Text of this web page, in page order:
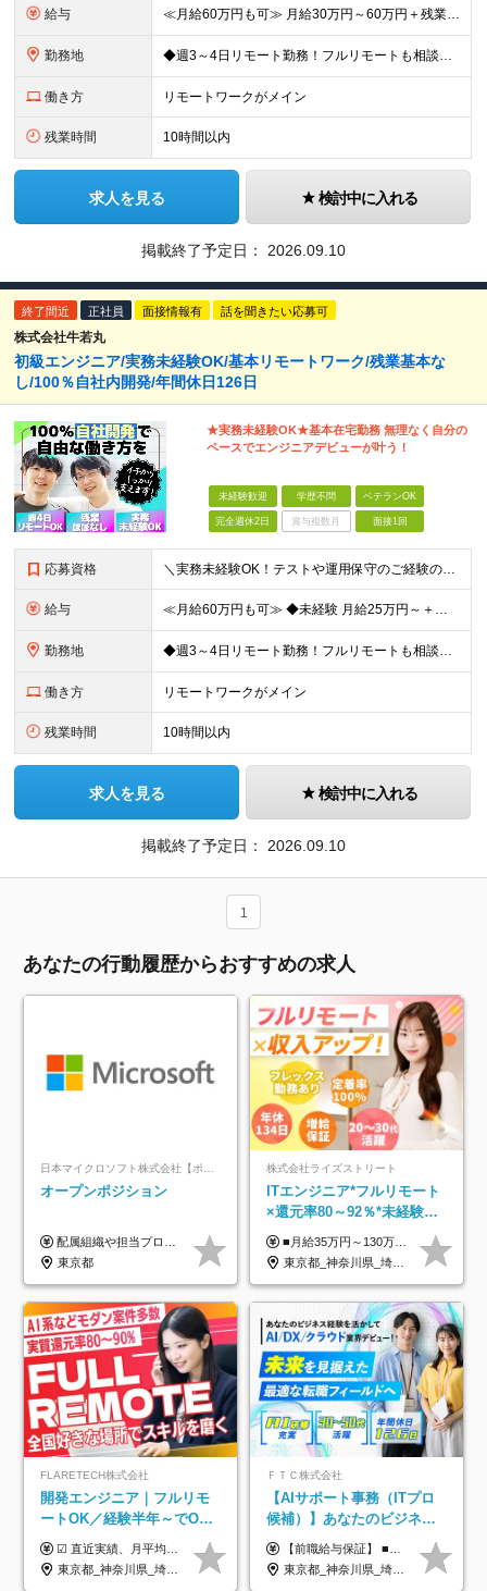
給与 ≪月給60万円も可≫ 月給30万円～60万円＋残業代全額支給＋各種手当 ※前職の給与・経験・能力などを考慮の上、当社規定により優遇します ※残業代全額支給 ※試用期間3カ月（給与、待遇に差異はあり
勤務地 ◆週3～4日リモート勤務！フルリモートも相談可 ◆出社の場合は16:30退社 ◆転勤なし 【本社】 東京都港区新橋3-5-1 サンパウロビル2F (変更の範囲)上記を除く当社関連勤務地
働き方 リモートワークがメイン
残業時間 10時間以内
求人を見る 検討中に入れる
掲載終了予定日： 2026.09.10
終了間近 正社員 面接情報有 話を聞きたい応募可
株式会社牛若丸
初級エンジニア/実務未経験OK/基本リモートワーク/残業基本な
し/100％自社内開発/年間休日126日
★実務未経験OK★基本在宅勤務 無理なく自分の
ペースでエンジニアデビューが叶う！
未経験歓迎 学歴不問 ベテランOK
完全週休2日 賞与複数月 面接1回
応募資格 ＼実務未経験OK！テストや運用保守のご経験のみも歓迎／ ◆学歴不問 ◆独学やスクールでIT知識を身につけた方 ┗実務未経験OK！エンジニアデビューをしっかり支えます◎ ≪こんな方にピッタリ≫ ◇腰
給与 ≪月給60万円も可≫ ◆未経験 月給25万円～＋残業代全額支給＋各種手当 ◆経験者 月給30万円～60万円＋残業代全額支給＋各種手当 ※前職の給与・経験・能力などを考慮の上、当社規定により優遇し
勤務地 ◆週3～4日リモート勤務！フルリモートも相談可 ◆出社の場合は16:30退社 ◆転勤なし 【本社】 東京都港区新橋3-5-1 サンパウロビル2F (変更の範囲)上記を除く当社関連勤務地
働き方 リモートワークがメイン
残業時間 10時間以内
求人を見る 検討中に入れる
掲載終了予定日： 2026.09.10
1
あなたの行動履歴からおすすめの求人
日本マイクロソフト株式会社【ポジションマッチ登録】
オープンポジション
配属組織や担当プロジェクトにより異なります。 ▼参考情報 ----------------------- 年俸650万～（1/12を月々支給） ※経験、能力を考慮の上、当社規定により優遇いたします。 ※時間外、休日出勤、深夜手当に対する賃金も基本年俸に含みます。
東京都
株式会社ライズストリート
ITエンジニア*フルリモート
×還元率80～92％*未経験歓
迎*年休134日*月給35万～*
定着率100%
■月給35万円～130万円＋賞与年2回＋各種手当 ※システムエンジニアの経験をお持ちの方は月給41万円以上＋賞与年2回（108万円～）＋手当 ■単価（年収）アップのチャンスは最大年12回 ※残業代は1分単位で100％全額支給。サービス残業などは一切ありません ※試用期間6ヵ月（試用期間中の待遇・給与に差はありません）
東京都_神奈川県_埼玉県_千葉県_大阪府_愛知県_北海道_青森県_岩手県_宮城県_秋田県_山形県_福島県_茨城県_栃木県_群馬県_新潟県_山梨県_長野県_富山県_石川県_福井県_静岡県_岐阜県_三重県_兵庫県_京都府_滋賀県_奈良県_和歌山県_広島県_岡山県_鳥取県_島根県_山口県_徳島県_香川県_愛媛県_高知県_福岡県_熊本県_佐賀県_長崎県_大分県_宮崎県_鹿児島県_沖縄県
FLARETECH株式会社
開発エンジニア｜フルリモ
ートOK／経験半年～でOK
／実質還元率80～90%／前
給保証／AI系など最先端案
件多数
☑︎ 直近実績、月平均17,000円の昇給 ☑︎ 前職給与100%保証 ☑︎ 実質還元率80～90% ☑︎ 待機時も給与は満額支給 月給35万円～70万円＋交通費など各種手当 ※想定年収：4,200,000円～10,560,000円 ※経験・能力等を考慮の上で決定します。 ※上記金額には、みなし残業手当（50時間分・104,000円～212,000円）を含みます。超過分は別途追加支給します。 ┗残業時間は月平均10時間、多い時でも20時間程度と安定しております ★単価連動型の給与体系ではないため、万が一待機になってもその間の給与は満額支給しています。 ＜1年間の昇給事例をご紹介！＞ ・20代/フロントエンドエンジニア：月給274,000円→月給362,000円（＋88,000円/月） ・20代/iOSエンジニア：月給237,000円→月給287,000円（＋50,000円/月） ・20代/Androidエンジニア：月給316,000円→月給374,000円（＋58,000円/月） ・30代/Javaエンジニア（上流）：月給340,000円→月給418,000円（＋78,000円/月） ・30代/PMO：月給340,000円→月給418,000円（＋78,000円/月）
東京都_神奈川県_埼玉県_千葉県_大阪府_愛知県_北海道_青森県_岩手県_宮城県_秋田県_山形県_福島県_茨城県_栃木県_群馬県_新潟県_山梨県_長野県_富山県_石川県_福井県_静岡県_岐阜県_三重県_兵庫県_京都府_滋賀県_奈良県_和歌山県_広島県_岡山県_鳥取県_島根県_山口県_徳島県_香川県_愛媛県_高知県_福岡県_熊本県_佐賀県_長崎県_大分県_宮崎県_鹿児島県_沖縄県
ＦＴＣ株式会社
【AIサポート事務（ITプロ
候補）】あなたのビジネス
経験をAI業界で活かす◆IT
未経験OK◆目指せるコンサ
ル
【前職給与保証】 ■未経験者： 月給30万円～35万円 ■ローキャリア（経験目安1年程度）： 月給35万円～40万円 ■経験者（経験目安3年以上）： 月給40万円～60万円 ■即戦力（経験目安5年以上）： 月給45万円～80万円 ※上記金額には固定残業代30時間分 【未経験者5万5000円～7万3000円、 ローキャリア6万4000円～7万3000円、 経験者5万8000円～10万9000円、 即戦力8万2000円～14万5000円】を含みます。 ※30時間を超える場合は追加で全額支給します。 ※経験・能力・前職給与などを総合的に評価したうえでご納得いただけるよう個別決定。 未経験者の場合、前職給与とポテンシャルを査定のうえ決定いたします。 ※日本国内でのIT業界経験、または同等の実務経験と能力に応じて決定します。 ※前職給与は日本円かつ、日本国内での実績に基づき評価します。 【納得の評価システム】 ★クォーター毎に査定する評価制度導入！ 明確な評価基準で翌年度年収を上げましょう！ ★評価対象期間に在籍中のほとんどの社員が昇給し 年収アップを実現しています！ ★様々なインセンティブ制度を用意し多角的に正当評価しています！ ※試用期間6カ月（期間中の待遇等に差異なし）
東京都_神奈川県_埼玉県_千葉県